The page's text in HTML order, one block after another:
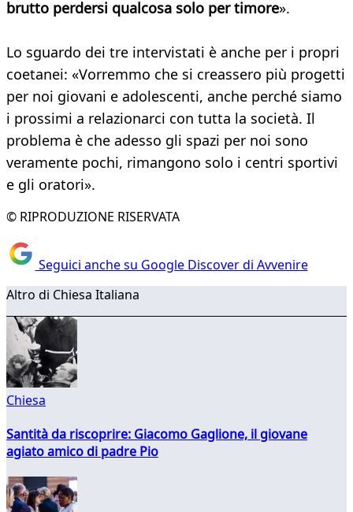
brutto perdersi qualcosa solo per timore».
Lo sguardo dei tre intervistati è anche per i propri
coetanei: «Vorremmo che si creassero più progetti
per noi giovani e adolescenti, anche perché siamo
i prossimi a relazionarci con tutta la società. Il
problema è che adesso gli spazi per noi sono
veramente pochi, rimangono solo i centri sportivi
e gli oratori».
© RIPRODUZIONE RISERVATA
Seguici anche su Google Discover di Avvenire
Altro di Chiesa Italiana
Chiesa
Santità da riscoprire: Giacomo Gaglione, il giovane
agiato amico di padre Pio